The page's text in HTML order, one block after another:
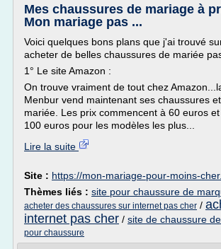
Mes chaussures de mariage à
Mon mariage pas ...
Voici quelques bons plans que j'ai trouvé
acheter de belles chaussures de mariée
1° Le site Amazon :
On trouve vraiment de tout chez
Menbur vend maintenant ses chaussures
mariée. Les prix commencent à 60 euros
100 euros pour les modèles les plus...
Lire la suite
Site : https://mon-mariage-pour-moins-
Thèmes liés : site pour chaussure de
acheter des chaussures sur internet pas cher /
internet pas cher / site de chaussure
pour chaussure